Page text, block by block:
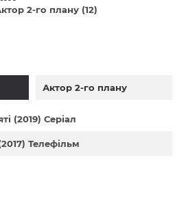
2-го плану (12)
Актор 2-го плану
(2019) Серіал
Телефільм